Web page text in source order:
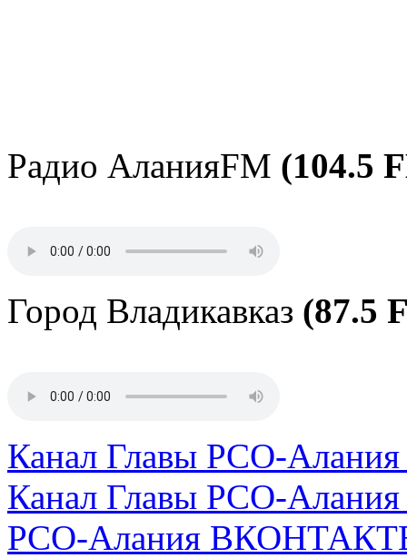
Радио АланияFM (104.5
Город Владикавказ (87.5
Канал Главы РСО-
Канал Главы РСО-
РСО-Алания